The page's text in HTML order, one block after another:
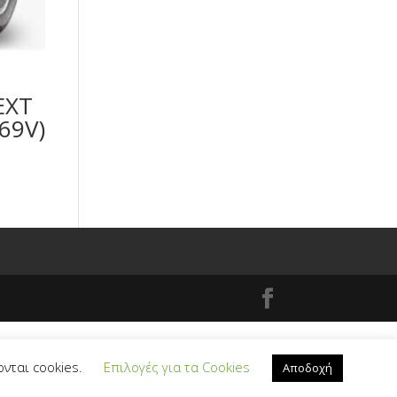
cookies. Επιλογές για τα Cookies Αποδοχή